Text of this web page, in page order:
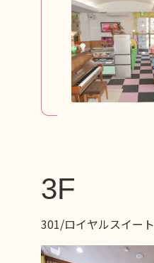
3F
301/ロイヤルスイート